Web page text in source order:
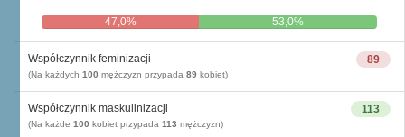
47,0% 53,0%
89
Współczynnik feminizacji
(Na każdych 100 mężczyzn przypada 89 kobiet)
113
Współczynnik maskulinizacji
(Na każde 100 kobiet przypada 113 mężczyzn)